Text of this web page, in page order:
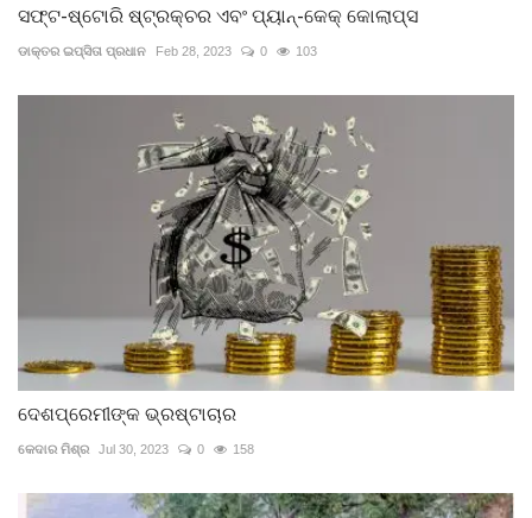
ସଫ୍ଟ-ଷ୍ଟୋରି ଷ୍ଟ୍ରକ୍ଚର ଏବଂ ପ୍ୟାନ୍-କେକ୍ କୋଲାପ୍ସ
ଡାକ୍ତର ଇପ୍‌ସିତା ପ୍ରଧାନ Feb 28, 2023 0 103
ଦେଶପ୍ରେମୀଙ୍କ ଭ୍ରଷ୍ଟାଚାର
କେଦାର ମିଶ୍ର Jul 30, 2023 0 158